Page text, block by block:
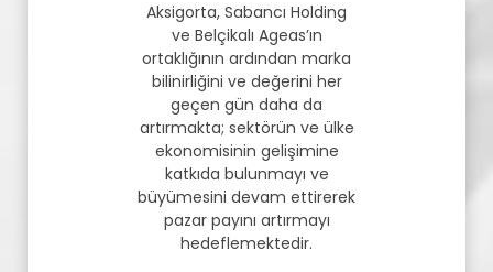
Aksigorta, Sabancı Holding
ve Belçikalı Ageas’ın
ortaklığının ardından marka
bilinirliğini ve değerini her
geçen gün daha da
artırmakta; sektörün ve ülke
ekonomisinin gelişimine
katkıda bulunmayı ve
büyümesini devam ettirerek
pazar payını artırmayı
hedeflemektedir.